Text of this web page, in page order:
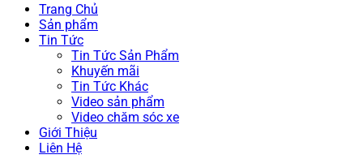
Trang Chủ
Sản phẩm
Tin Tức
Tin Tức Sản Phẩm
Khuyến mãi
Tin Tức Khác
Video sản phẩm
Video chăm sóc xe
Giới Thiệu
Liên Hệ